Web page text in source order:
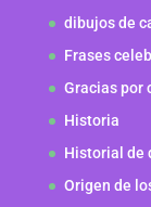
dibujos de
Frases
Gracias por
Historia
Historial de
Origen de